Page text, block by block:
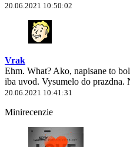
20.06.2021 10:50:02
Vrak
Ehm. What? Ako, napisane to
iba uvod. Vysumelo do prazdna.
20.06.2021 10:41:31
Minirecenzie